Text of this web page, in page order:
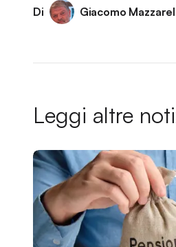
Di Giacomo
Leggi altre